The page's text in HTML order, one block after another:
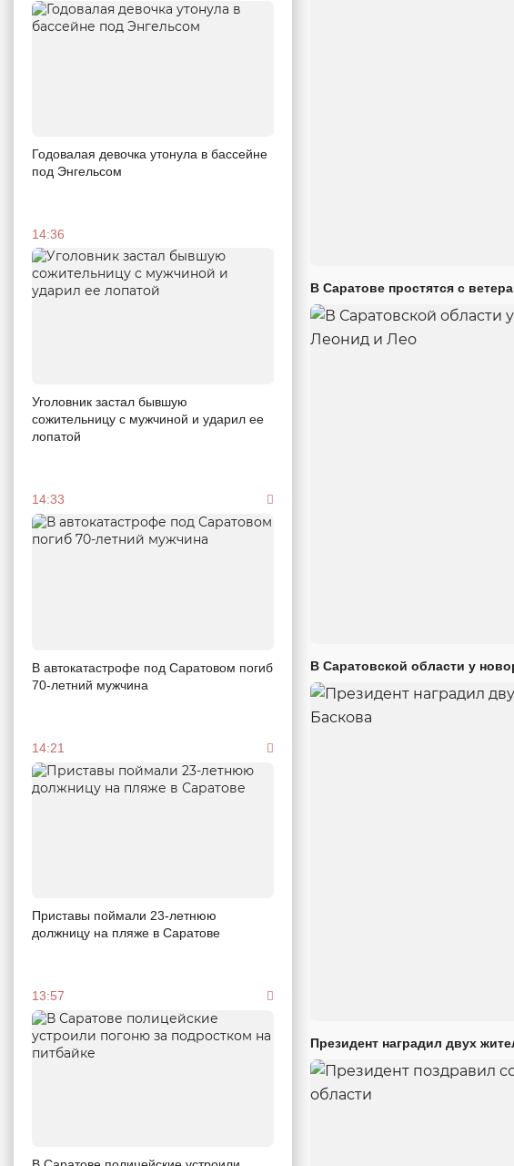
Годовалая девочка утонула в бассейне
под Энгельсом
14:36
Уголовник застал бывшую
сожительницу с мужчиной и ударил ее
лопатой
14:33
В автокатастрофе под Саратовом погиб
70-летний мужчина
14:21
Приставы поймали 23-летнюю
должницу на пляже в Саратове
13:57
В Саратове простятся с
В Саратовской области у
Президент наградил двух